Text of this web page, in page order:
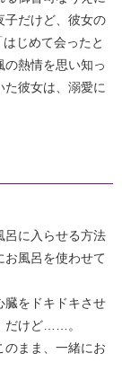
子だけど、彼女の
じめて会ったと
熱情を思い知っ
彼女は、溺愛に
に入らせる方法
お風呂を使わせて
をドキドキさせ
だけど……。
まま、一緒にお